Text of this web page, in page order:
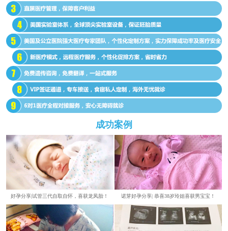
成功案例
好孕分享|试管三代自取自怀，喜获龙凤胎！ 诺芽好孕分享| 恭喜38岁玲姐喜获男宝宝！